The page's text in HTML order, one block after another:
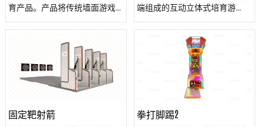
育产品。产品将传统墙面游戏
数字化，支持小朋友通过既定
道具或手绘涂鸦等方式自由创
造图形结构，引导水流产生多
样的互动效果，让孩子在探索
中提升创造力和动手能力。
端组成的互动立体式培育游
戏。小朋友可以在纸张上给小
动物或海洋生物涂上自己喜欢
的颜色，涂完之后通过扫描仪
或高拍仪提交到互动端，这样
小朋友创造的小动物就被赋予
了“生命”，可以在场景中活灵活
现的自由行动。该游戏充分开
发了小朋友的创意思维和对大
固定靶射箭 拳打脚踢2